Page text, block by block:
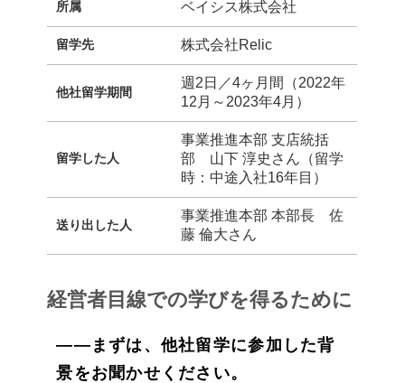
所属 ベイシス株式会社
留学先 株式会社Relic
他社留学期間
週2日／4ヶ月間（2022年
12月～2023年4月）
留学した人
事業推進本部 支店統括
部 山下 淳史さん（留学
時：中途入社16年目）
送り出した人
事業推進本部 本部長 佐
藤 倫大さん
経営者目線での学びを得るために
——まずは、他社留学に参加した背
景をお聞かせください。